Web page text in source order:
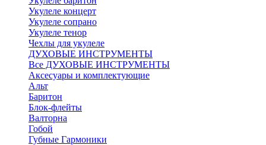
Укулеле концерт
Укулеле сопрано
Укулеле тенор
Чехлы для укулеле
ДУХОВЫЕ ИНСТРУМЕНТЫ
Все ДУХОВЫЕ ИНСТРУМЕНТЫ
Аксесуары и комплектующие
Альт
Баритон
Блок-флейты
Валторна
Гобой
Губные Гармоники